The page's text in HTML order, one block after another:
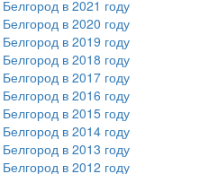
в 2021 году
в 2020 году
в 2019 году
в 2018 году
в 2017 году
в 2016 году
в 2015 году
в 2014 году
в 2013 году
в 2012 году